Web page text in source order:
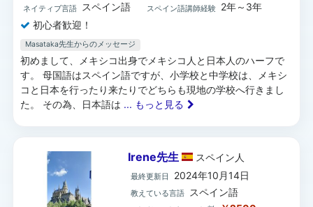
ネイティブ言語 スペイン語 スペイン語講師経験
2年～3年
初心者歓迎！
Masataka先生からのメッセージ
初めまして、メキシコ出身でメキシコ人と日本人のハーフで
す。 母国語はスペイン語ですが、小学校と中学校は、メキシ
コと日本を行ったり来たりでどちらも現地の学校へ行きまし
た。 その為、日本語は ... もっと見る
Irene先生 スペイン 人
最終更新日 2024年10月14日
教えている言語 スペイン語